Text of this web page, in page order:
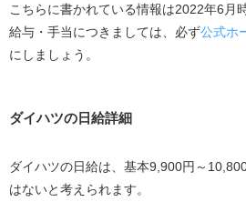
ダイハツの寮生活に関する口
ダイハツ期間工で働くのに向いてい
寮での生活にこだわりたい方
長期間働いてお金を稼ぎたい体力
こちらに書かれている情報は2022年6月
給与・手当につきましては、必ず公式ホ
にしましょう。
ダイハツの日給詳細
ダイハツの日給は、基本9,900円～
はないと考えられます。